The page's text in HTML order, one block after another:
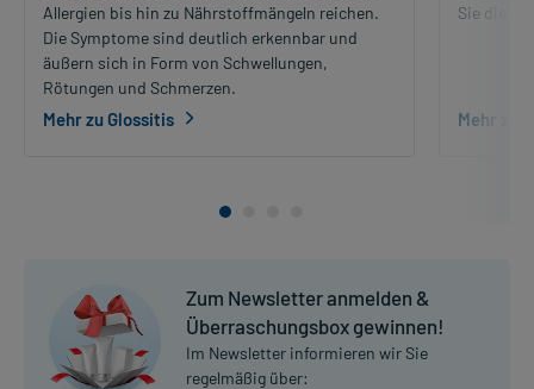
Allergien bis hin zu Nährstoffmängeln reichen.
Die Symptome sind deutlich erkennbar und
äußern sich in Form von Schwellungen,
Rötungen und Schmerzen.
Mehr zu Glossitis
Sie die
Mehr zu
Zum Newsletter anmelden &
Überraschungsbox gewinnen!
Im Newsletter informieren wir Sie
regelmäßig über: